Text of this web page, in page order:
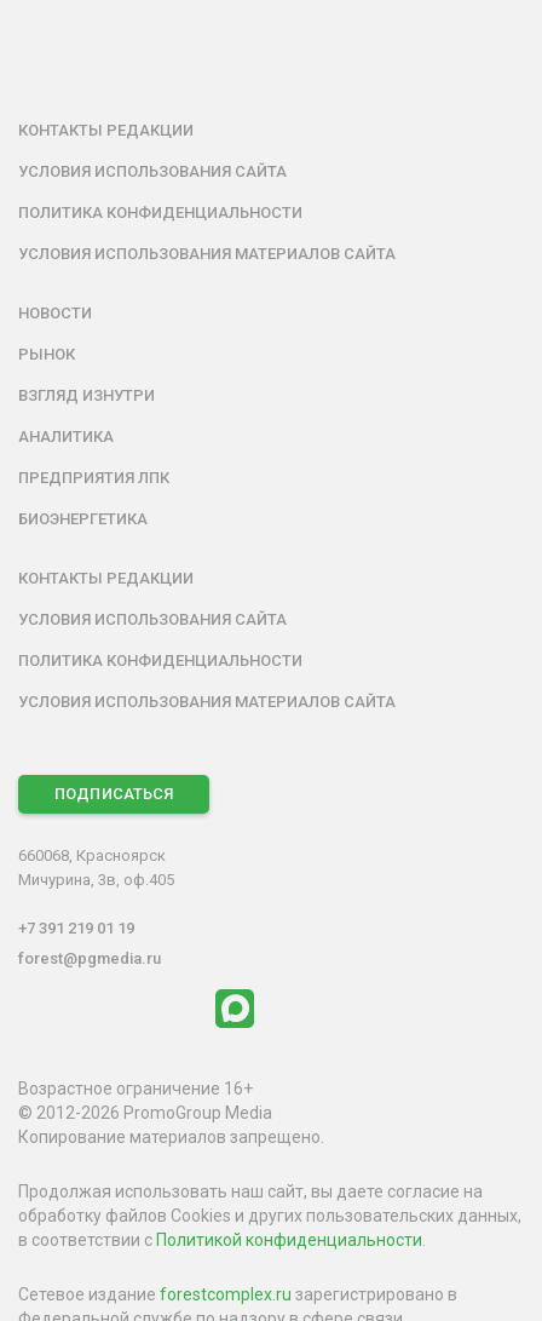
КОНТАКТЫ РЕДАКЦИИ
УСЛОВИЯ ИСПОЛЬЗОВАНИЯ САЙТА
ПОЛИТИКА КОНФИДЕНЦИАЛЬНОСТИ
УСЛОВИЯ ИСПОЛЬЗОВАНИЯ МАТЕРИАЛОВ САЙТА
НОВОСТИ
РЫНОК
ВЗГЛЯД ИЗНУТРИ
АНАЛИТИКА
ПРЕДПРИЯТИЯ ЛПК
БИОЭНЕРГЕТИКА
КОНТАКТЫ РЕДАКЦИИ
УСЛОВИЯ ИСПОЛЬЗОВАНИЯ САЙТА
ПОЛИТИКА КОНФИДЕНЦИАЛЬНОСТИ
УСЛОВИЯ ИСПОЛЬЗОВАНИЯ МАТЕРИАЛОВ САЙТА
ПОДПИСАТЬСЯ
660068, Красноярск
Мичурина, 3в, оф.405
+7 391 219 01 19
forest@pgmedia.ru
Возрастное ограничение 16+
© 2012-2026 PromoGroup Media
Копирование материалов запрещено.
Продолжая использовать наш сайт, вы даете согласие на
обработку файлов Cookies и других пользовательских данных,
в соответствии с Политикой конфиденциальности.
Сетевое издание forestcomplex.ru зарегистрировано в